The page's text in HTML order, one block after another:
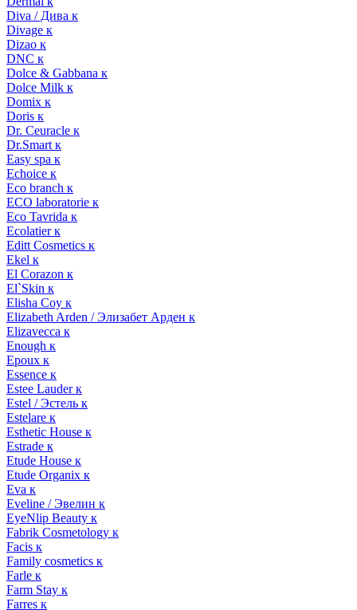
Diva / Дива к
Divage к
Dizao к
DNC к
Dolce & Gabbana к
Dolce Milk к
Domix к
Doris к
Dr. Ceuracle к
Dr.Smart к
Easy spa к
Echoice к
Eco branch к
ECO laboratorie к
Eco Tavrida к
Ecolatier к
Editt Cosmetics к
Ekel к
El Corazon к
El`Skin к
Elisha Coy к
Elizabeth Arden / Элизабет Арден к
Elizavecca к
Enough к
Epoux к
Essence к
Estee Lauder к
Estel / Эстель к
Estelare к
Esthetic House к
Estrade к
Etude House к
Etude Organix к
Eva к
Eveline / Эвелин к
EyeNlip Beauty к
Fabrik Cosmetology к
Facis к
Family cosmetics к
Farle к
Farm Stay к
Farres к